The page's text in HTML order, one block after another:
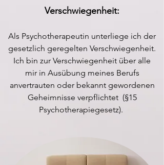
Verschwiegenheit:
Als Psychotherapeutin unterliege ich der
gesetzlich geregelten Verschwiegenheit.
Ich bin zur Verschwiegenheit über alle
mir in Ausübung meines Berufs
anvertrauten oder bekannt gewordenen
Geheimnisse verpflichtet (§15
Psychotherapiegesetz).